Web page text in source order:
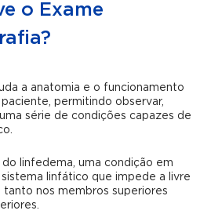
o Exame
a anatomia e o funcionamento
permitindo observar,
série de condições capazes de
linfedema, uma condição em
linfático que impede a livre
nos membros superiores